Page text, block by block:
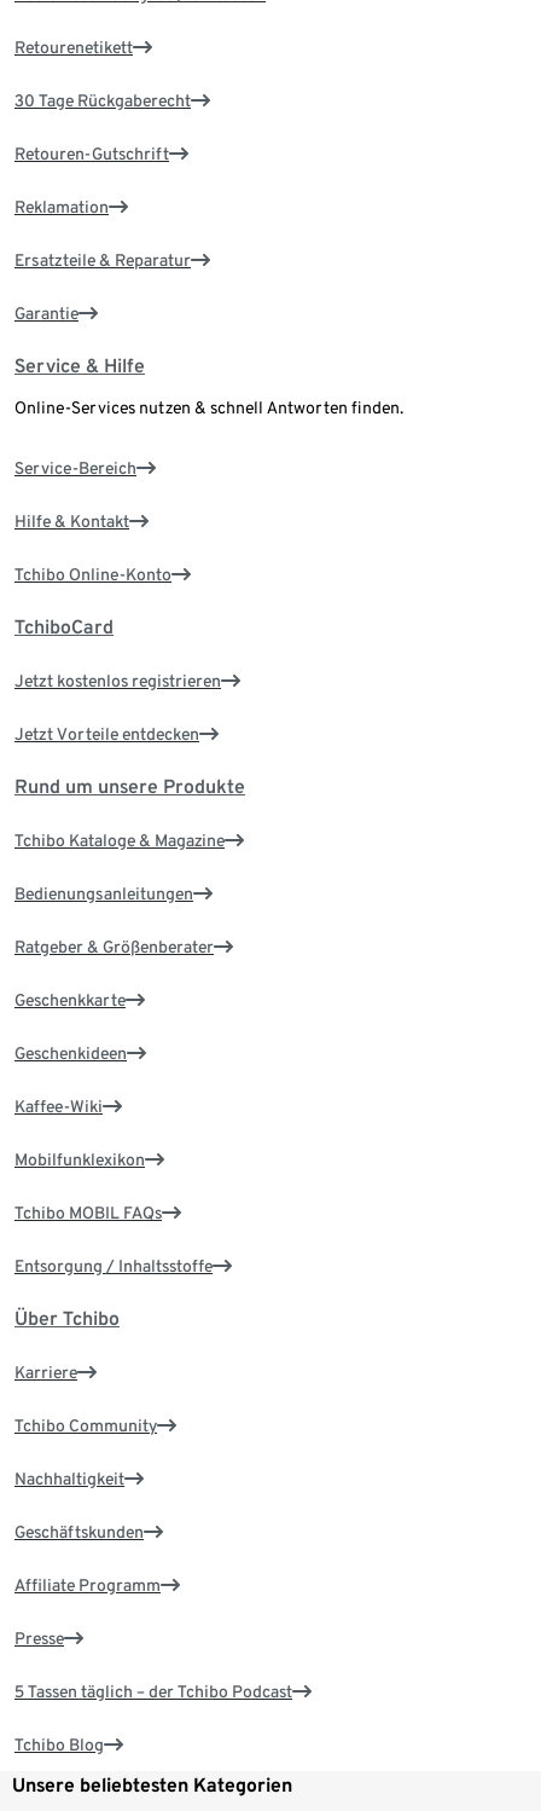
Retourenetikett
30 Tage Rückgaberecht
Retouren-Gutschrift
Reklamation
Ersatzteile & Reparatur
Garantie
Service & Hilfe
Online-Services nutzen & schnell Antworten finden.
Service-Bereich
Hilfe & Kontakt
Tchibo Online-Konto
TchiboCard
Jetzt kostenlos registrieren
Jetzt Vorteile entdecken
Rund um unsere Produkte
Tchibo Kataloge & Magazine
Bedienungsanleitungen
Ratgeber & Größenberater
Geschenkkarte
Geschenkideen
Kaffee-Wiki
Mobilfunklexikon
Tchibo MOBIL FAQs
Entsorgung / Inhaltsstoffe
Über Tchibo
Karriere
Tchibo Community
Nachhaltigkeit
Geschäftskunden
Affiliate Programm
Presse
5 Tassen täglich – der Tchibo Podcast
Tchibo Blog
Unsere beliebtesten Kategorien